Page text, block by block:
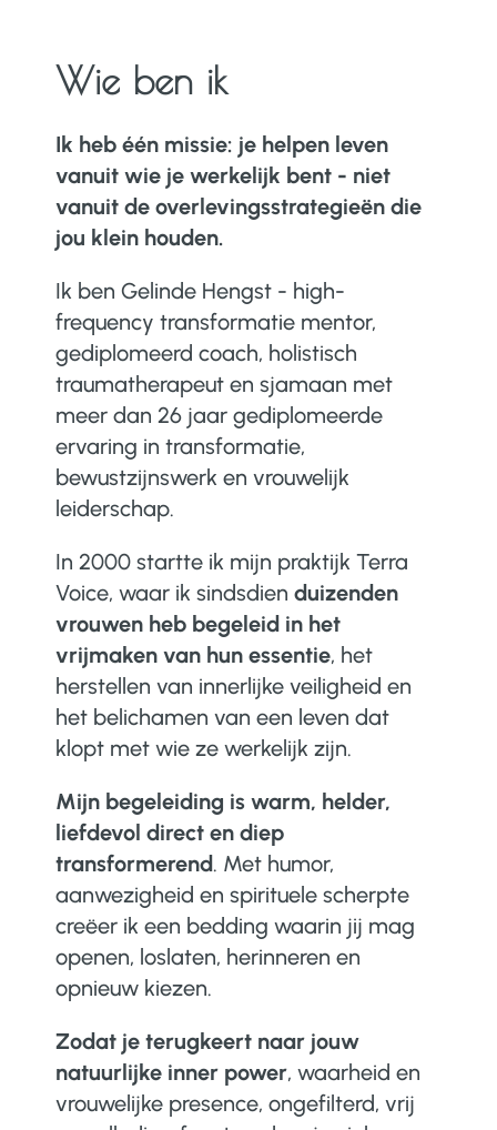
Wie ben ik
Ik heb één missie: je helpen leven
vanuit wie je werkelijk bent - niet
vanuit de overlevingsstrategieën die
jou klein houden.
Ik ben Gelinde Hengst - high-
frequency transformatie mentor,
gediplomeerd coach, holistisch
traumatherapeut en sjamaan met
meer dan 26 jaar gediplomeerde
ervaring in transformatie,
bewustzijnswerk en vrouwelijk
leiderschap.
In 2000 startte ik mijn praktijk Terra
Voice, waar ik sindsdien duizenden
vrouwen heb begeleid in het
vrijmaken van hun essentie, het
herstellen van innerlijke veiligheid en
het belichamen van een leven dat
klopt met wie ze werkelijk zijn.
Mijn begeleiding is warm, helder,
liefdevol direct en diep
transformerend. Met humor,
aanwezigheid en spirituele scherpte
creëer ik een bedding waarin jij mag
openen, loslaten, herinneren en
opnieuw kiezen.
Zodat je terugkeert naar jouw
natuurlijke inner power, waarheid en
vrouwelijke presence, ongefilterd, vrij